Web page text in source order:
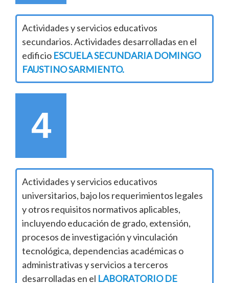
Actividades y servicios educativos
secundarios. Actividades desarrolladas en el
edificio ESCUELA SECUNDARIA DOMINGO
FAUSTINO SARMIENTO.
4
Actividades y servicios educativos
universitarios, bajo los requerimientos legales
y otros requisitos normativos aplicables,
incluyendo educación de grado, extensión,
procesos de investigación y vinculación
tecnológica, dependencias académicas o
administrativas y servicios a terceros
desarrolladas en el LABORATORIO DE